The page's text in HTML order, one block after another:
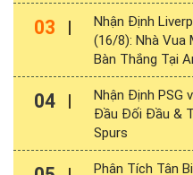
03
Nhận Định
(16/8): Nhà Vua
Bàn Thắng Tại
04
Nhận Định PSG
Đầu Đối Đầu &
Spurs
Phân Tích Tân